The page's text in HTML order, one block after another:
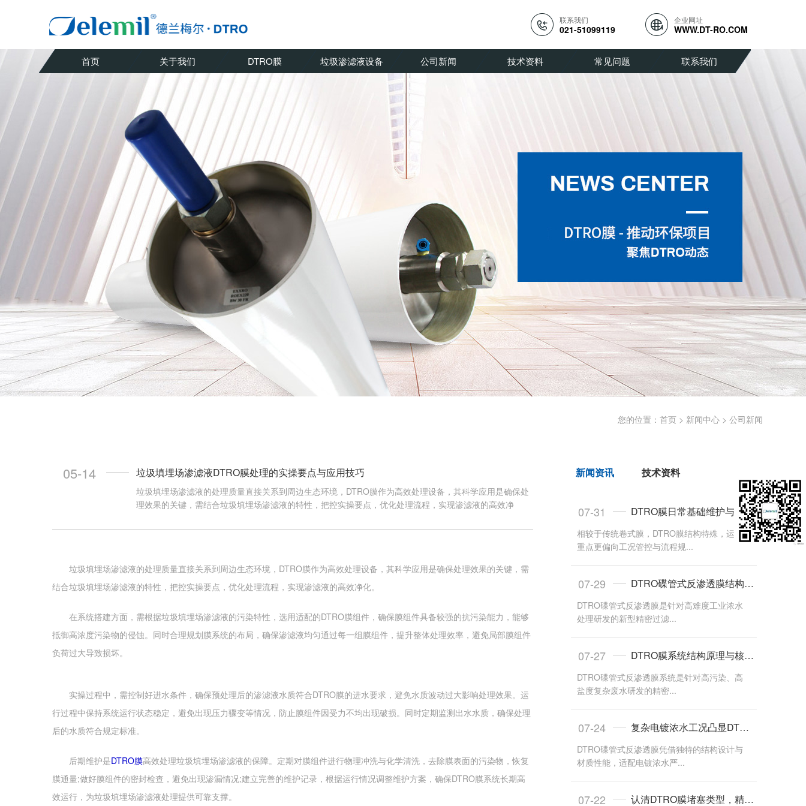
联系我们
021-51099119
企业网址
WWW.DT-RO.COM
联系我们
常见问题
技术资料
公司新闻
垃圾渗滤液设备
DTRO膜
关于我们
首页
您的位置： 首页 > 新闻中心 > 公司新闻
05-14 垃圾填埋场渗滤液DTRO膜处理的实操要点与应用技巧
垃圾填埋场渗滤液的处理质量直接关系到周边生态环境，DTRO膜作为高效处理设备，其科学应用是确保处
理效果的关键，需结合垃圾填埋场渗滤液的特性，把控实操要点，优化处理流程，实现渗滤液的高效净
垃圾填埋场渗滤液的处理质量直接关系到周边生态环境，DTRO膜作为高效处理设备，其科学应用是确保处理效果的关键，需
结合垃圾填埋场渗滤液的特性，把控实操要点，优化处理流程，实现渗滤液的高效净化。
在系统搭建方面，需根据垃圾填埋场渗滤液的污染特性，选用适配的DTRO膜组件，确保膜组件具备较强的抗污染能力，能够
抵御高浓度污染物的侵蚀。同时合理规划膜系统的布局，确保渗滤液均匀通过每一组膜组件，提升整体处理效率，避免局部膜组件
负荷过大导致损坏。
实操过程中，需控制好进水条件，确保预处理后的渗滤液水质符合DTRO膜的进水要求，避免水质波动过大影响处理效果。运
行过程中保持系统运行状态稳定，避免出现压力骤变等情况，防止膜组件因受力不均出现破损。同时定期监测出水水质，确保处理
后的水质符合规定标准。
后期维护是DTRO膜高效处理垃圾填埋场渗滤液的保障。定期对膜组件进行物理冲洗与化学清洗，去除膜表面的污染物，恢复
膜通量;做好膜组件的密封检查，避免出现渗漏情况;建立完善的维护记录，根据运行情况调整维护方案，确保DTRO膜系统长期高
效运行，为垃圾填埋场渗滤液处理提供可靠支撑。
新闻资讯 技术资料
07-31 DTRO膜日常基础维护与工况稳定技巧
相较于传统卷式膜，DTRO膜结构特殊，运维
重点更偏向工况管控与流程规...
07-29 DTRO碟管式反渗透膜结构原理与核心特性
DTRO碟管式反渗透膜是针对高难度工业浓水
处理研发的新型精密过滤...
07-27 DTRO膜系统结构原理与核心工艺优势
DTRO碟管式反渗透膜系统是针对高污染、高
盐度复杂废水研发的精密...
07-24 复杂电镀浓水工况凸显DTRO膜抗污核心优势
DTRO碟管式反渗透膜凭借独特的结构设计与
材质性能，适配电镀浓水严...
07-22 认清DTRO膜堵塞类型，精准判断堵塞成因